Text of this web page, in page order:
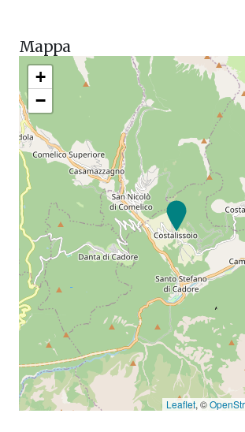
Mappa
+
−
Leaflet, ©